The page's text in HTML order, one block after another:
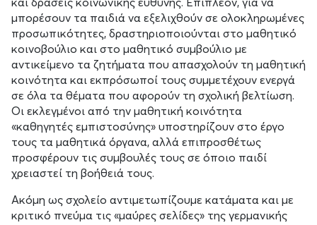
μπορέσουν τα παιδιά να εξελιχθούν σε ολοκληρωμένες
προσωπικότητες, δραστηριοποιούνται στο μαθητικό
κοινοβούλιο και στο μαθητικό συμβούλιο με
αντικείμενο τα ζητήματα που απασχολούν τη μαθητική
κοινότητα και εκπρόσωποί τους συμμετέχουν ενεργά
σε όλα τα θέματα που αφορούν τη σχολική βελτίωση.
Οι εκλεγμένοι από την μαθητική κοινότητα
«καθηγητές εμπιστοσύνης» υποστηρίζουν στο έργο
τους τα μαθητικά όργανα, αλλά επιπροσθέτως
προσφέρουν τις συμβουλές τους σε όποιο παιδί
χρειαστεί τη βοήθειά τους.
Ακόμη ως σχολείο αντιμετωπίζουμε κατάματα και με
κριτικό πνεύμα τις «μαύρες σελίδες» της γερμανικής